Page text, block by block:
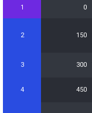
38
1 0
2 150
3 300
4 450